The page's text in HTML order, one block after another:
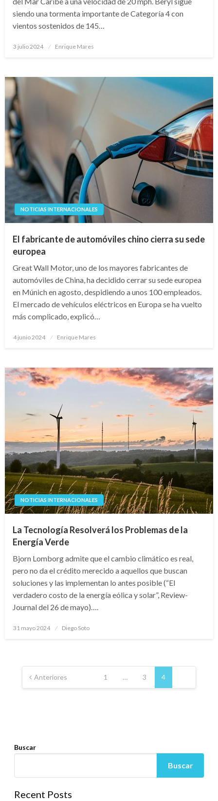
siendo una tormenta importante de Categoría 4 con
vientos sostenidos de 145…
Publicado
3 julio 2024 Enrique Mares
NOTICIAS INTERNACIONALES
El fabricante de automóviles chino cierra su sede
europea
Great Wall Motor, uno de los mayores fabricantes de
automóviles de China, ha decidido cerrar su sede europea
en Múnich en agosto, despidiendo a unos 100 empleados.
El mercado de vehículos eléctricos en Europa se ha vuelto
más complicado, explicó…
Publicado
4 junio 2024 Enrique Mares
NOTICIAS INTERNACIONALES
La Tecnología Resolverá los Problemas de la
Energía Verde
Bjorn Lomborg admite que el cambio climático es real,
pero no da el crédito merecido a aquellos que buscan
soluciones y las implementan lo antes posible (“El
verdadero costo de la energía eólica y solar”, Review-
Journal del 26 de mayo)….
Publicado
31 mayo 2024 Diego Soto
Paginación
de
entradas
Anteriores 1 … 3 4
Buscar
Buscar
Recent Posts